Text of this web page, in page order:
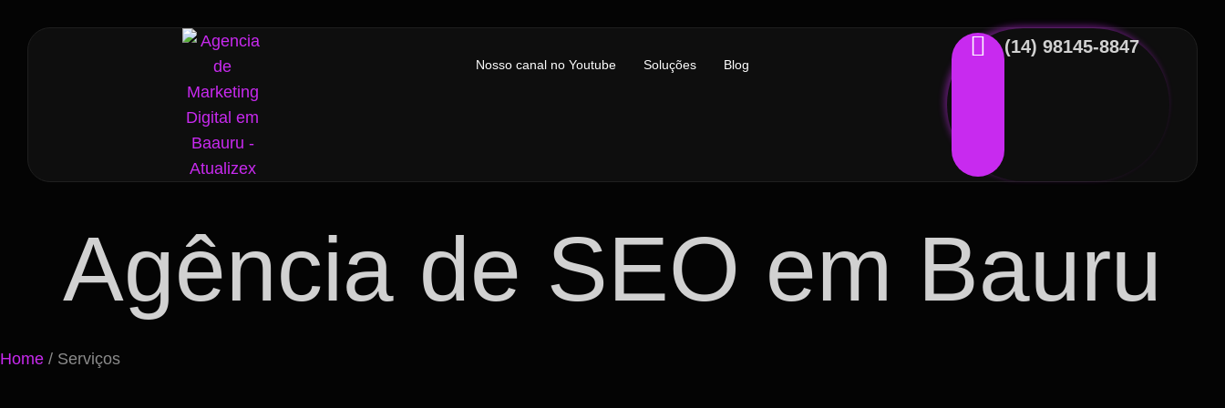
Nosso canal no Youtube Soluções Blog
(14) 98145-8847
Agência de SEO em Bauru
Home / Serviços